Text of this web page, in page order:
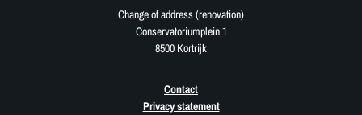
Change of address (renovation)
Conservatoriumplein 1
8500 Kortrijk
Contact
Privacy statement